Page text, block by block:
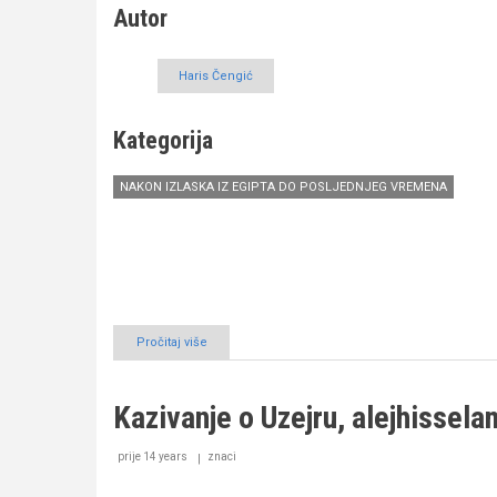
Autor
Haris Čengić
Kategorija
NAKON IZLASKA IZ EGIPTA DO POSLJEDNJEG VREMENA
Pročitaj više
Kazivanje
alejhisselam
Kazivanje o Uzejru,
prije 14 years znaci